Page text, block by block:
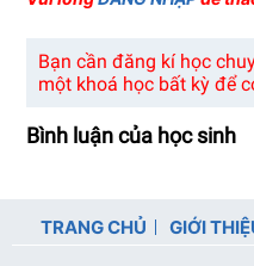
Bạn cần đăng kí học
một khoá học bất kỳ để
Bình luận của học sinh
TRANG CHỦ GIỚI